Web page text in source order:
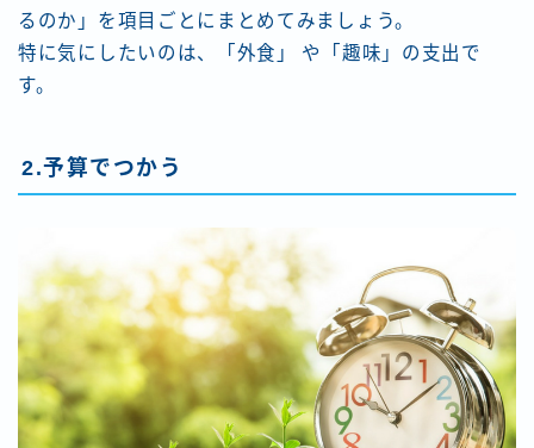
るのか」を項目ごとにまとめてみましょう。
特に気にしたいのは、「外食」 や「趣味」の支出で
す。
2.予算でつかう